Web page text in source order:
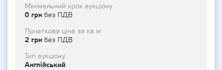
Мінімальний крок аукціону
0 грн без ПДВ
Початкова ціна за кв.м
2 грн без ПДВ
Тип аукціону
Англійський